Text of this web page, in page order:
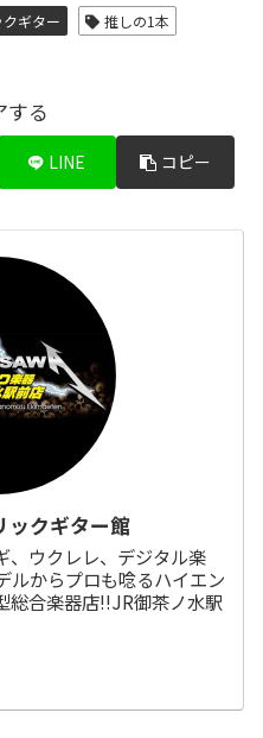
ギター
推しの1本
する
LINE コピー
ックギター館
、ウクレレ、デジタル楽
ルからプロも唸るハイエン
総合楽器店!!JR御茶ノ水駅